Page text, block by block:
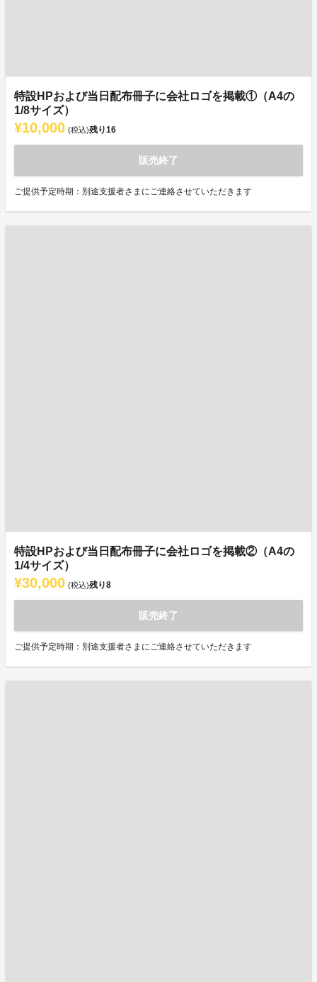
特設HPおよび当日配布冊子に会社ロゴを掲載①（A4の
1/8サイズ）
¥10,000 (税込)残り16
販売終了
ご提供予定時期：別途支援者さまにご連絡させていただきます
特設HPおよび当日配布冊子に会社ロゴを掲載②（A4の
1/4サイズ）
¥30,000 (税込)残り8
販売終了
ご提供予定時期：別途支援者さまにご連絡させていただきます